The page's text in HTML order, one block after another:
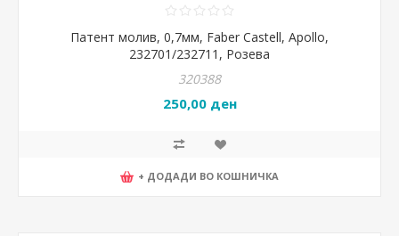
Патент молив, 0,7мм, Faber Castell, Apollo,
232701/232711, Розева
320388
250,00 ден
+ ДОДАДИ ВО КОШНИЧКА